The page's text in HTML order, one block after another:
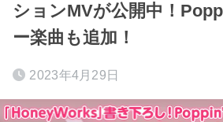
ションMVが公開中！
ー楽曲も追加！
2023年4月29日